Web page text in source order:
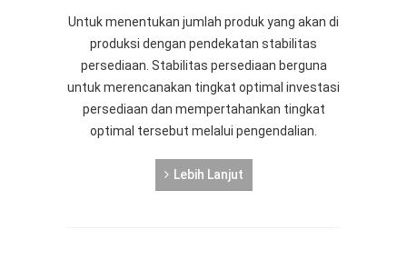
Untuk menentukan jumlah produk yang akan di
produksi dengan pendekatan stabilitas
persediaan. Stabilitas persediaan berguna
untuk merencanakan tingkat optimal investasi
persediaan dan mempertahankan tingkat
optimal tersebut melalui pengendalian.
Lebih Lanjut